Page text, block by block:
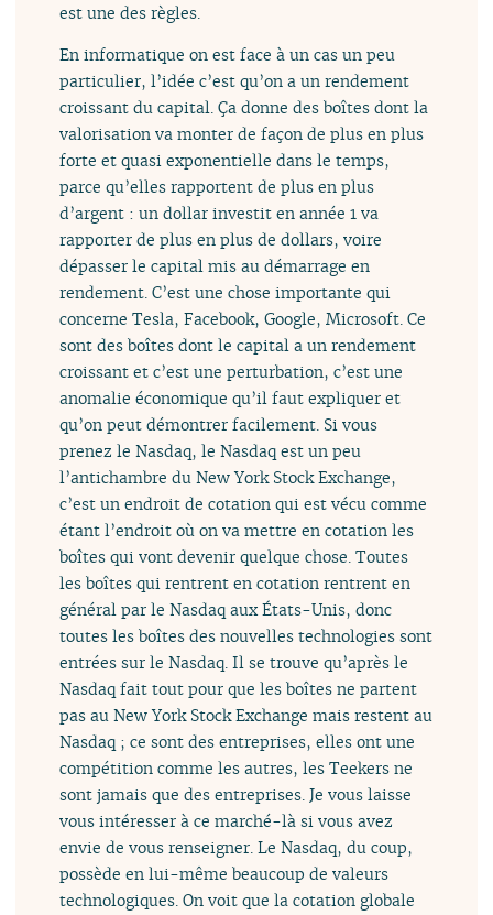
est une des règles.
En informatique on est face à un cas un peu
particulier, l’idée c’est qu’on a un rendement
croissant du capital. Ça donne des boîtes dont la
valorisation va monter de façon de plus en plus
forte et quasi exponentielle dans le temps,
parce qu’elles rapportent de plus en plus
d’argent : un dollar investit en année 1 va
rapporter de plus en plus de dollars, voire
dépasser le capital mis au démarrage en
rendement. C’est une chose importante qui
concerne Tesla, Facebook, Google, Microsoft. Ce
sont des boîtes dont le capital a un rendement
croissant et c’est une perturbation, c’est une
anomalie économique qu’il faut expliquer et
qu’on peut démontrer facilement. Si vous
prenez le Nasdaq, le Nasdaq est un peu
l’antichambre du New York Stock Exchange,
c’est un endroit de cotation qui est vécu comme
étant l’endroit où on va mettre en cotation les
boîtes qui vont devenir quelque chose. Toutes
les boîtes qui rentrent en cotation rentrent en
général par le Nasdaq aux États-Unis, donc
toutes les boîtes des nouvelles technologies sont
entrées sur le Nasdaq. Il se trouve qu’après le
Nasdaq fait tout pour que les boîtes ne partent
pas au New York Stock Exchange mais restent au
Nasdaq ; ce sont des entreprises, elles ont une
compétition comme les autres, les Teekers ne
sont jamais que des entreprises. Je vous laisse
vous intéresser à ce marché-là si vous avez
envie de vous renseigner. Le Nasdaq, du coup,
possède en lui-même beaucoup de valeurs
technologiques. On voit que la cotation globale